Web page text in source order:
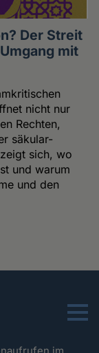
Der Streit
mit
nicht nur
Rechten,
säkular-
sich, wo
und warum
und den
Menu